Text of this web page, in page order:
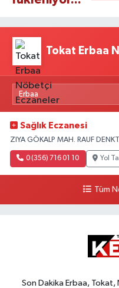
Tokat Erbaa
Sağlık Eczanesi
ZIYA GÖKALP MAH. RAUF
0 (356) 716 01 10 Yol
Tüm
Son Dakika Erbaa,